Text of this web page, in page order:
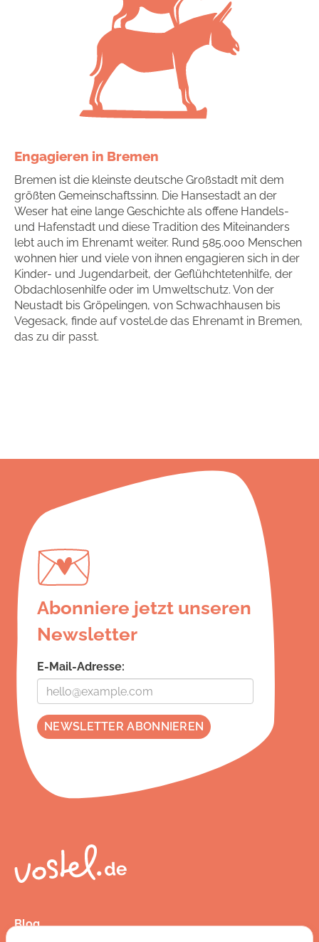
Engagieren in Bremen
Bremen ist die kleinste deutsche Großstadt mit dem
größten Gemeinschaftssinn. Die Hansestadt an der
Weser hat eine lange Geschichte als offene Handels-
und Hafenstadt und diese Tradition des Miteinanders
lebt auch im Ehrenamt weiter. Rund 585.000 Menschen
wohnen hier und viele von ihnen engagieren sich in der
Kinder- und Jugendarbeit, der Geflühchtetenhilfe, der
Obdachlosenhilfe oder im Umweltschutz. Von der
Neustadt bis Gröpelingen, von Schwachhausen bis
Vegesack, finde auf vostel.de das Ehrenamt in Bremen,
das zu dir passt.
Abonniere jetzt unseren
Newsletter
E-Mail-Adresse:
Blog